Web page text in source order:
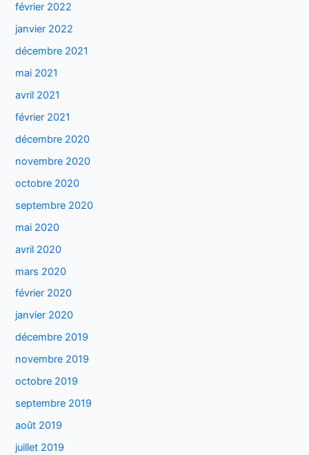
février 2022
janvier 2022
décembre 2021
mai 2021
avril 2021
février 2021
décembre 2020
novembre 2020
octobre 2020
septembre 2020
mai 2020
avril 2020
mars 2020
février 2020
janvier 2020
décembre 2019
novembre 2019
octobre 2019
septembre 2019
août 2019
juillet 2019